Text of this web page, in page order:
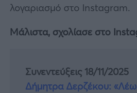
λογαριασμό στο Instagram.
Μάλιστα, σχολίασε στο
Συνεντεύξεις 18/11/2025
Δήμητρα Δερζέκου: «Λέω